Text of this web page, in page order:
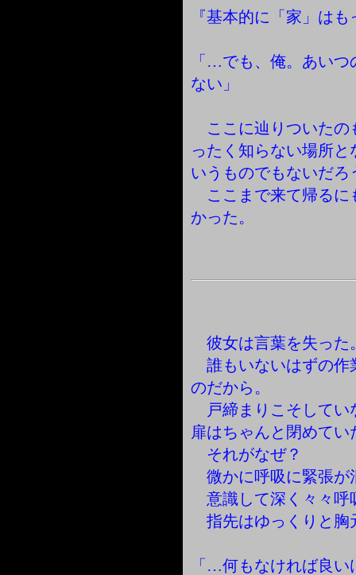
『基本的に「家」は
「…でも、俺。あい
ない」
ここに辿りついたの
ったく知らない場所
いうものでもないだろ
ここまで来て帰るに
かった。
彼女は言葉を失った
誰もいないはずの作
のだから。
戸締まりこそしてい
扉はちゃんと閉めてい
それがなぜ？
微かに呼吸に緊張が
意識して深く々々呼
指先はゆっくりと胸
「…何もなければ良い